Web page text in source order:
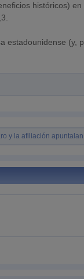
históricos)
estadounidense (y,
y la afiliación